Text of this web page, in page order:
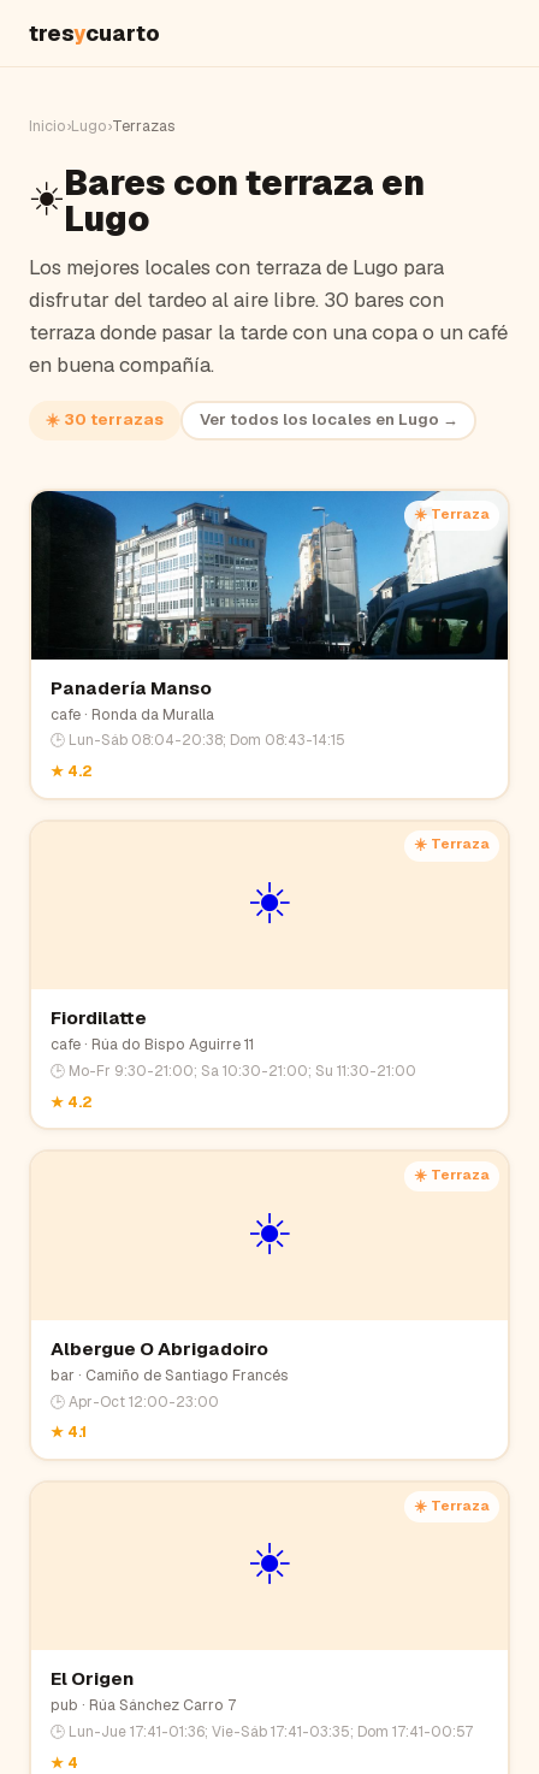
tresycuarto
Inicio›Lugo›Terrazas
☀️Bares con terraza en
Lugo
Los mejores locales con terraza de Lugo para
disfrutar del tardeo al aire libre. 30 bares con
terraza donde pasar la tarde con una copa o un café
en buena compañía.
☀️ 30 terrazas Ver todos los locales en Lugo →
☀️ Terraza
Panadería Manso
cafe· Ronda da Muralla
🕒 Lun-Sáb 08:04-20:38; Dom 08:43-14:15
★ 4.2
☀️
☀️ Terraza
Fiordilatte
cafe· Rúa do Bispo Aguirre 11
🕒 Mo-Fr 9:30-21:00; Sa 10:30-21:00; Su 11:30-21:00
★ 4.2
☀️
☀️ Terraza
Albergue O Abrigadoiro
bar· Camiño de Santiago Francés
🕒Apr-Oct 12:00-23:00
★ 4.1
☀️
☀️ Terraza
El Origen
pub · Rúa Sánchez Carro 7
🕒 Lun-Jue 17:41-01:36; Vie-Sáb 17:41-03:35; Dom 17:41-00:57
★ 4